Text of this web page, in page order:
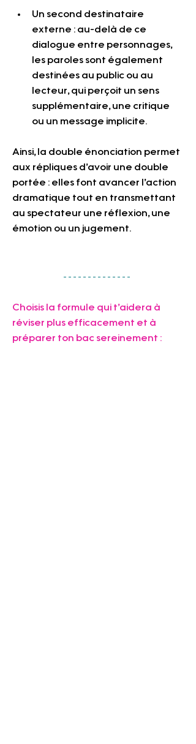
Un second destinataire
externe : au-delà de ce
dialogue entre personnages,
les paroles sont également
destinées au public ou au
lecteur, qui perçoit un sens
supplémentaire, une critique
ou un message implicite.
Ainsi, la double énonciation permet
aux répliques d’avoir une double
portée : elles font avancer l’action
dramatique tout en transmettant
au spectateur une réflexion, une
émotion ou un jugement.
Choisis la formule qui t’aidera à
réviser plus efficacement et à
préparer ton bac sereinement :